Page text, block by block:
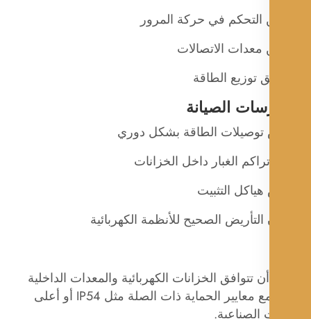
التحكم في حركة المرور
معدات الاتصالات
توزيع الطاقة
الصيانة
الطاقة بشكل دوري
الغبار داخل الخزانات
التثبيت
الصحيح للأنظمة الكهربائية
تتوافق الخزانات الكهربائية والمعدات الداخلية
أيضًا مع معايير الحماية ذات الصلة مثل IP54 أو أعلى
الصناعية.